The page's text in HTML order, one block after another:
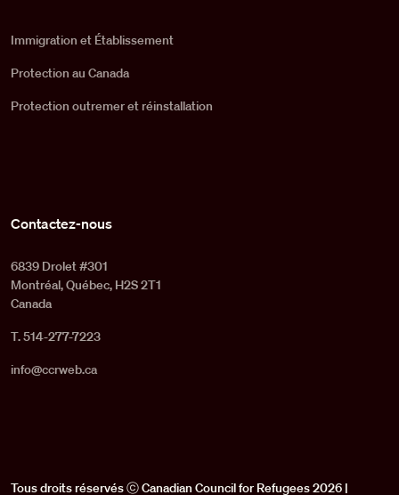
Immigration et Établissement
Protection au Canada
Protection outremer et réinstallation
Contactez-nous
6839 Drolet #301
Montréal, Québec, H2S 2T1
Canada
T. 514-277-7223
info@ccrweb.ca
Tous droits réservés ⓒ Canadian Council for Refugees 2026 |